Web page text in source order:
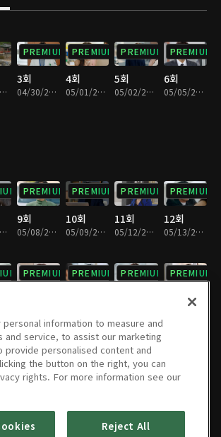
04/29/2025 • 33분
PREMIUM
3회
04/30/2025 • 35분
PREMIUM
4회
05/01/2025 • 35분
PREMIUM
5회
05/02/2025 • 36분
PREMIUM
6회
05/05/2025 • 33분
05/07/2025 • 35분
PREMIUM
9회
05/08/2025 • 36분
PREMIUM
10회
05/09/2025 • 35분
PREMIUM
11회
05/12/2025 • 35분
PREMIUM
12회
05/13/2025 • 35분
PREMIUM PREMIUM PREMIUM PREMIUM
PREMIUM
21회
PREMIUM
22회
PREMIUM
23회 24회
information to measure and
and service, to assist our marketing
provide personalised content and
the button on the right, you can
rights. For more information see our
Reject All